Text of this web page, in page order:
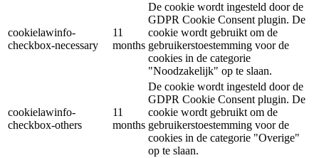
cookielawinfo-
checkbox-necessary
11
months
De cookie wordt ingesteld door de
GDPR Cookie Consent plugin. De
cookie wordt gebruikt om de
gebruikerstoestemming voor de
cookies in de categorie
"Noodzakelijk" op te slaan.
cookielawinfo-
checkbox-others
11
months
De cookie wordt ingesteld door de
GDPR Cookie Consent plugin. De
cookie wordt gebruikt om de
gebruikerstoestemming voor de
cookies in de categorie "Overige"
op te slaan.